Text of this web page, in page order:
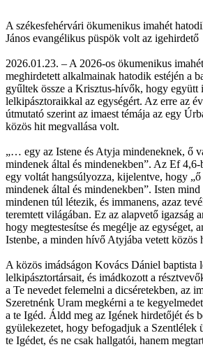
A székesfehérvári ökumenikus imahét
János evangélikus püspök volt az igehirdető
2026.01.23. – A 2026-os ökumenikus
meghirdetett alkalmainak hatodik estéjén a
gyűltek össze a Krisztus-hívők, hogy együtt
lelkipásztoraikkal az egységért. Az erre az
útmutató szerint az imaest témája az egy
közös hit megvallása volt.
„… egy az Istene és Atyja mindeneknek, ő
mindenek által és mindenekben”. Az Ef 4,6-
egy voltát hangsúlyozza, kijelentve, hogy
mindenek által és mindenekben”. Isten mind
mindenen túl létezik, és immanens, azaz
teremtett világában. Ez az alapvető igazság
hogy megtestesítse és megélje az egységet,
Istenbe, a minden hívő Atyjába vetett közös
A közös imádságon Kovács Dániel baptista
lelkipásztortársait, és imádkozott a
a Te nevedet felemelni a dicséretekben, az
Szeretnénk Uram megkérni a te
a te Igéd. Áldd meg az Igének hirdetőjét és
gyülekezetet, hogy befogadjuk a Szentlélek
te Igédet, és ne csak hallgatói, hanem